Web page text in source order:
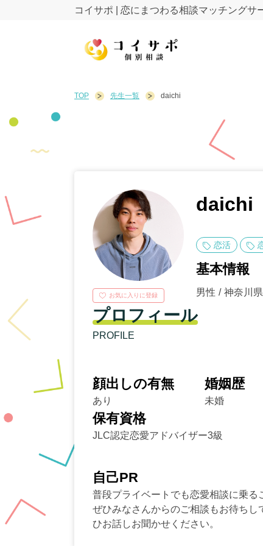
コイサポ | 恋にまつわる相談マッチングサ
TOP 先生一覧 daichi
お気に入りに登録
daichi
恋活
基本情報
男性 神奈川県
プロフィール
PROFILE
顔出しの有無
あり
婚姻歴
未婚
保有資格
JLC認定恋愛アドバイザー3級
自己PR
普段プライベートでも恋愛相談に乗る
ぜひみなさんからのご相談もお待ち
ひお話しお聞かせください。